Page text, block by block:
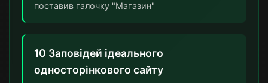
поставив галочку "Магазин"
10 Заповідей ідеального
односторінкового сайту